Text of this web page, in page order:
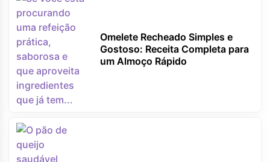
Omelete Recheado Simples e
Gostoso: Receita Completa para
um Almoço Rápido